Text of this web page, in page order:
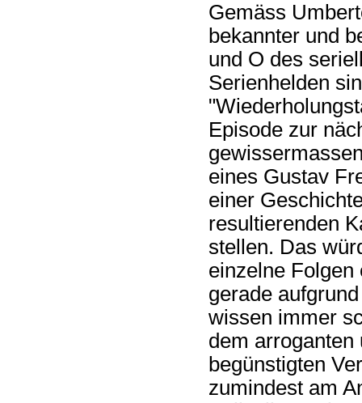
Gemäss
bekannter und
und O des
Serienhelden
Episode zur
eines Gustav
einer
resultierenden
stellen. Das
einzelne
gerade
wissen immer
dem
begünstigten
zumindest am